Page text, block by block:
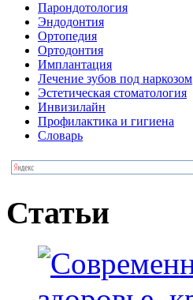
Парондотология
Эндодонтия
Ортопедия
Ортодонтия
Имплантация
Лечение зубов под наркозом
Эстетическая стоматология
Инвизилайн
Профилактика и гигиена
Словарь
Статьи